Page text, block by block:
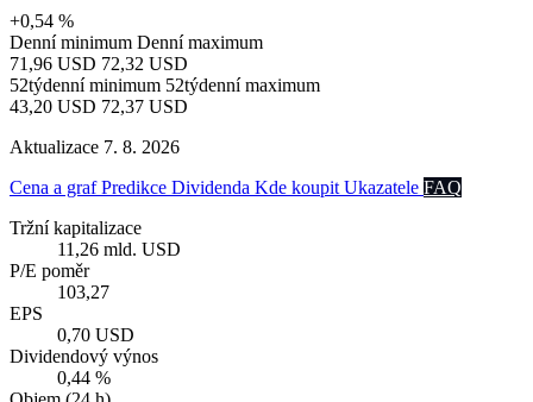
+0,54 %
Denní minimum Denní maximum
71,96 USD 72,32 USD
52týdenní minimum 52týdenní maximum
43,20 USD 72,37 USD
Aktualizace 7. 8. 2026
Cena a grafPredikce Dividenda Kde koupit Ukazatele FAQ
Tržní kapitalizace
11,26 mld. USD
P/E poměr
103,27
EPS
0,70 USD
Dividendový výnos
0,44 %